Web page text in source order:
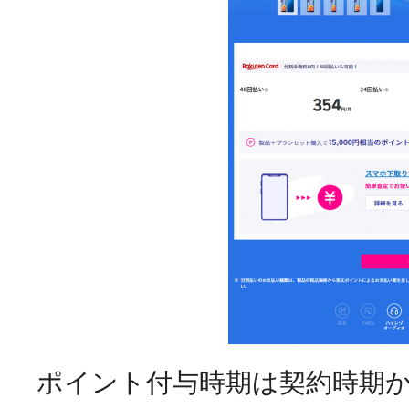
ポイント付与時期は契約時期